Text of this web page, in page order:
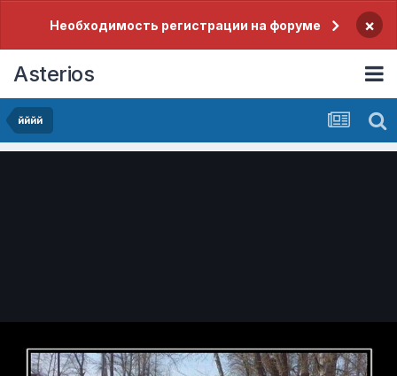
Необходимость регистрации на форуме ×
Asterios
йййй